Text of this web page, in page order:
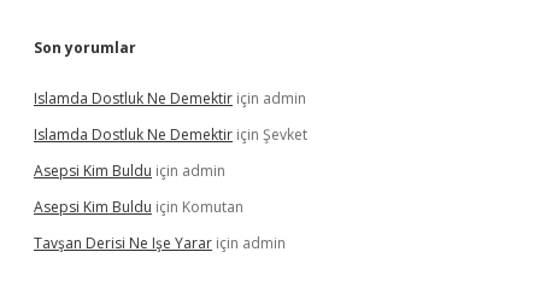
Son yorumlar
Islamda Dostluk Ne Demektir için admin
Islamda Dostluk Ne Demektir için Şevket
Asepsi Kim Buldu için admin
Asepsi Kim Buldu için Komutan
Tavşan Derisi Ne Işe Yarar için admin